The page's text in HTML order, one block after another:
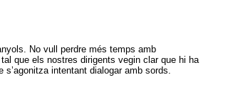
No vull perdre més temps amb
que els nostres dirigents vegin clar que hi ha
intentant dialogar amb sords.